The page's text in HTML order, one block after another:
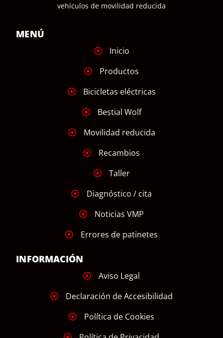
vehículos de movilidad reducida
MENÚ
Inicio
Productos
Bicicletas eléctricas
Bestial Wolf
Movilidad reducida
Recambios
Taller
Diagnóstico / cita
Noticias VMP
Errores de patinetes
INFORMACIÓN
Aviso Legal
Declaración de Accesibilidad
Política de Cookies